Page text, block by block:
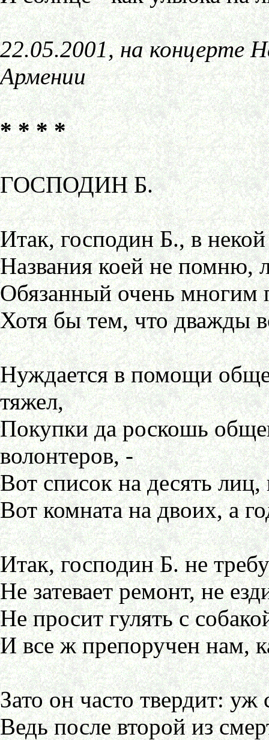
22.05.2001, на концерте
Армении
* * * *
ГОСПОДИН Б.
Итак, господин Б., в
Названия коей не помню,
Обязанный очень многим
Хотя бы тем, что дважды
Нуждается в помощи
тяжел,
Покупки да роскошь
волонтеров, -
Вот список на десять лиц,
Вот комната на двоих, а
Итак, господин Б. не
Не затевает ремонт, не
Не просит гулять с
И все ж препоручен нам,
Зато он часто твердит:
Ведь после второй из